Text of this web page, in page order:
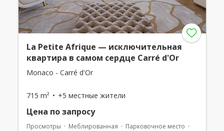
La Petite Afrique — исключительная
квартира в самом сердце Carré d'Or
Monaco - Carré d'Or
715 m² +5 местные жители
Цена по запросу
Просмотры Меблированная
Парковочное место